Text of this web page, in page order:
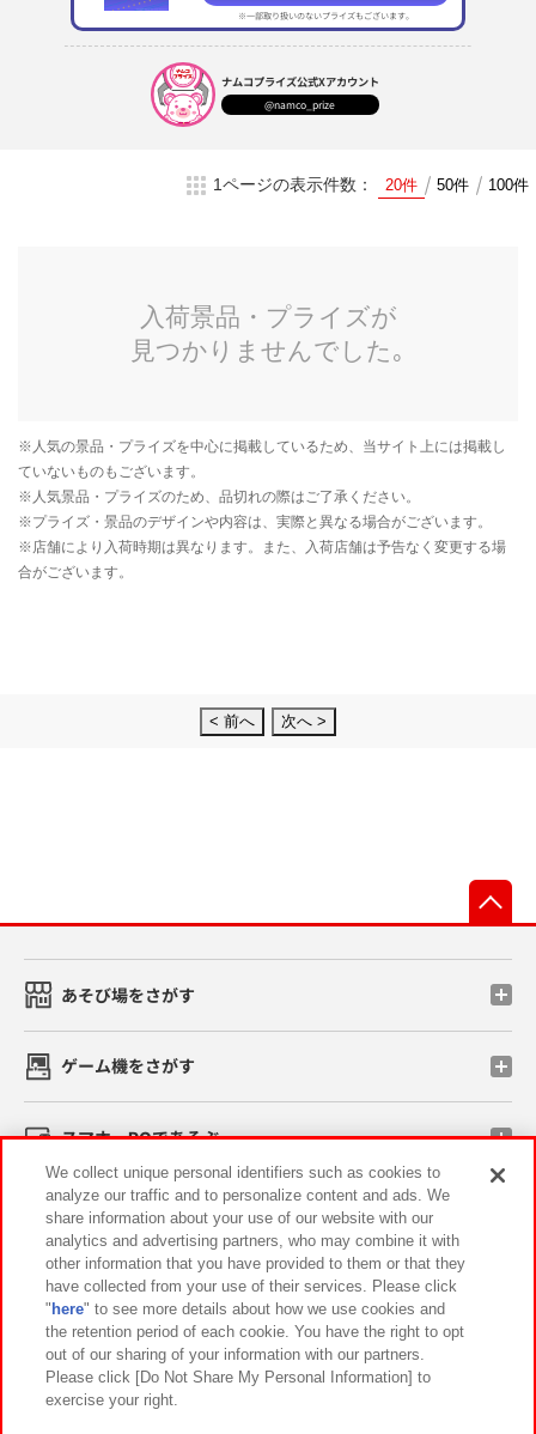
※一部取り扱いのないプライズもございます。
ナムコプライズ公式Xアカウント
@namco_prize
1ページの表示件数： 20件 50件 100件
< 前へ 次へ >
あそび場をさがす
ゲーム機をさがす
スマホ・PCであそぶ
イベント・キャンペーン
関連会社 サステナビリティ サイトポリシー
プライバシーポリシー ウェブアクセシビリティ方針と検証結果
お取引先さまとともに
We collect unique personal identifiers such as cookies to
analyze our traffic and to personalize content and ads. We
share information about your use of our website with our
analytics and advertising partners, who may combine it with
other information that you have provided to them or that they
have collected from your use of their services. Please click
" here" to see more details about how we use cookies and
the retention period of each cookie. You have the right to opt
out of our sharing of your information with our partners.
Please click [Do Not Share My Personal Information] to
exercise your right.